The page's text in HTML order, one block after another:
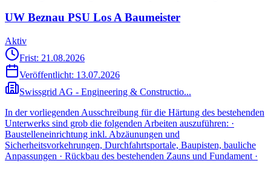
UW Beznau PSU Los A Baumeister
Aktiv
Frist: 21.08.2026
Veröffentlicht: 13.07.2026
Swissgrid AG - Engineering & Constructio...
In der vorliegenden Ausschreibung für die Härtung des bestehenden
Unterwerks sind grob die folgenden Arbeiten auszuführen: ·
Baustelleneinrichtung inkl. Abzäunungen und
Sicherheitsvorkehrungen, Durchfahrtsportale, Baupisten, bauliche
Anpassungen · Rückbau des bestehenden Zauns und Fundament ·